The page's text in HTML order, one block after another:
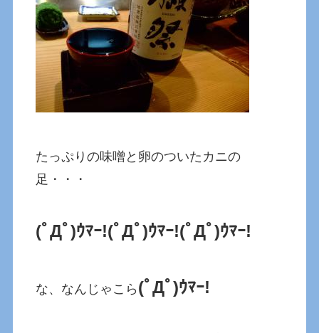
たっぷりの味噌と卵のついたカニの
足・・・
(ﾟДﾟ)ｳﾏｰ!(ﾟДﾟ)ｳﾏｰ!(ﾟДﾟ)ｳﾏｰ!
な、なんじゃこら (ﾟДﾟ)ｳﾏｰ!